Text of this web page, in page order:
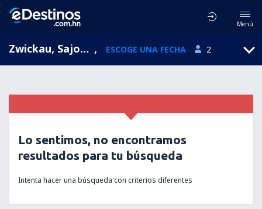
Menú
Zwickau, Sajonia, Alemania , ESCOGE UNA FECHA 2
Lo sentimos, no encontramos
resultados para tu búsqueda
Intenta hacer una búsqueda con criterios diferentes